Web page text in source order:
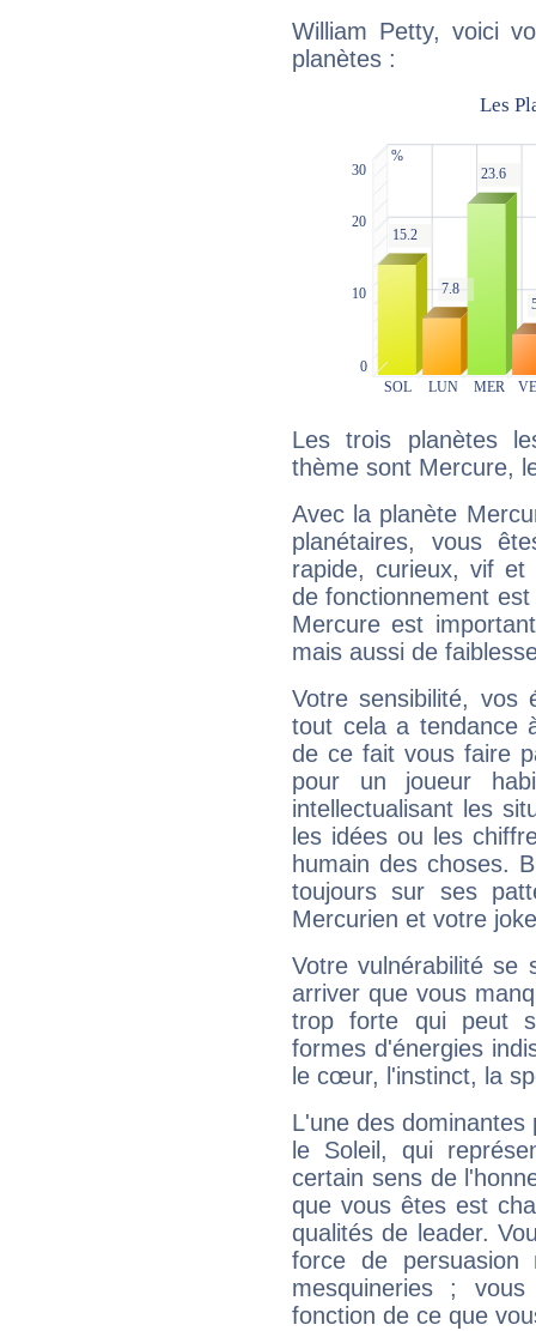
William Petty, voici
planètes :
Les trois planètes
thème sont Mercure,
Avec la planète
planétaires, vous
rapide, curieux, vif et
de fonctionnement
Mercure est
mais aussi de
Votre sensibilité,
tout cela a tendance
de ce fait vous faire
pour un joueur
intellectualisant les
les idées ou les
humain des choses.
toujours sur ses
Mercurien et votre
Votre vulnérabilité se
arriver que vous
trop forte qui peut
formes d'énergies
le cœur, l'instinct, la
L'une des
le Soleil, qui
certain sens de
que vous êtes est
qualités de leader.
force de
mesquineries ;
fonction de ce que